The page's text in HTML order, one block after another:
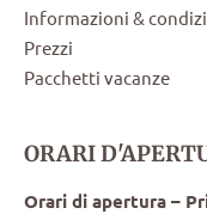
Informazioni &
Prezzi
Pacchetti vacanze
ORARI
Orari di apertura –